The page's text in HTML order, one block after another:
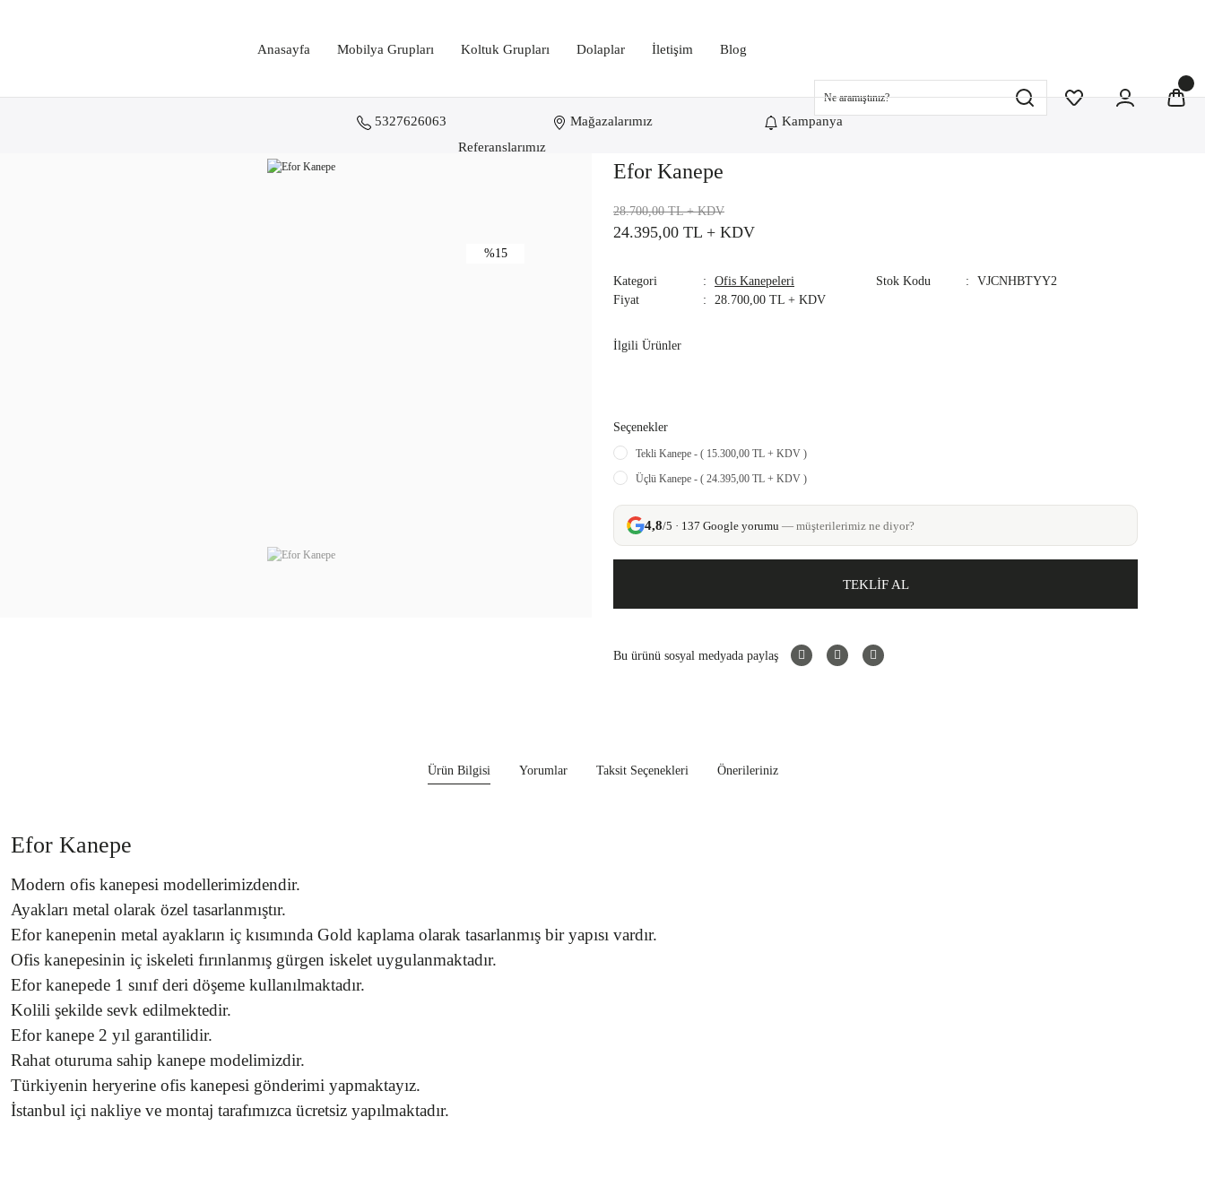
Anasayfa Mobilya Grupları Koltuk Grupları Dolaplar İletişim Blog
Referanslarımız
5327626063 Mağazalarımız Kampanya
%15
Efor Kanepe
24.395,00 TL + KDV
28.700,00 TL+ KDV
Kategori Ofis Kanepeleri Stok Kodu
VJCNHBTYY2
Fiyat
28.700,00 TL + KDV
İlgili Ürünler
Seçenekler
Tekli Kanepe - ( 15.300,00 TL + KDV )
Üçlü Kanepe - ( 24.395,00 TL + KDV )
4,8/5 · 137 Google yorumu — müşterilerimiz ne diyor?
TEKLİF AL
Bu ürünü sosyal medyada paylaş
Ürün Bilgisi Yorumlar Taksit Seçenekleri Önerileriniz
Efor Kanepe
Modern ofis kanepesi modellerimizdendir.
Ayakları metal olarak özel tasarlanmıştır.
Efor kanepenin metal ayakların iç kısımında Gold kaplama olarak tasarlanmış bir yapısı vardır.
Ofis kanepesinin iç iskeleti fırınlanmış gürgen iskelet uygulanmaktadır.
Efor kanepede 1 sınıf deri döşeme kullanılmaktadır.
Kolili şekilde sevk edilmektedir.
Efor kanepe 2 yıl garantilidir.
Rahat oturuma sahip kanepe modelimizdir.
Türkiyenin heryerine ofis kanepesi gönderimi yapmaktayız.
İstanbul içi nakliye ve montaj tarafımızca ücretsiz yapılmaktadır.